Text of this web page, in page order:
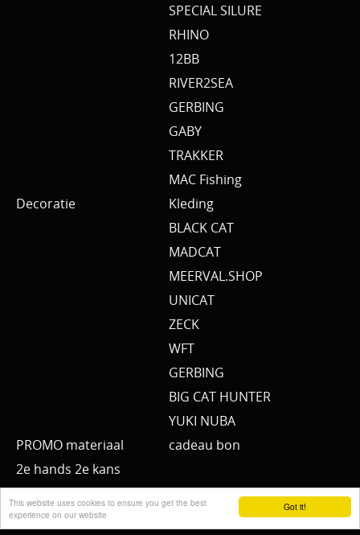
Got it!
This website uses cookies to ensure you get the best
experience on our website
SPECIAL SILURE
RHINO
12BB
RIVER2SEA
GERBING
GABY
TRAKKER
MAC Fishing
Decoratie
Kleding
BLACK CAT
MADCAT
MEERVAL.SHOP
UNICAT
ZECK
WFT
GERBING
BIG CAT HUNTER
YUKI NUBA
PROMO materiaal
cadeau bon
2e hands 2e kans
Mijn account
Blog